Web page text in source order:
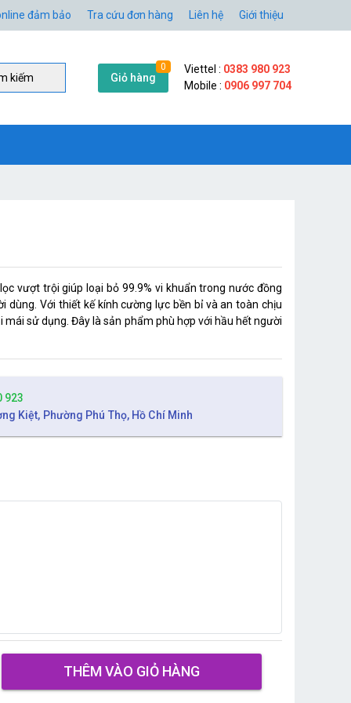
đảm bảo Tra cứu đơn hàng Liên hệ Giới thiệu
kiếm Giỏ hàng
0 Viettel : 0383 980 923
Mobile : 0906 997 704
vượt trội giúp loại bỏ 99.9% vi khuẩn trong nước đồng
Với thiết kế kính cường lực bền bỉ và an toàn chịu
sử dụng. Đây là sản phẩm phù hợp với hầu hết người
923
Kiệt, Phường Phú Thọ, Hồ Chí Minh
THÊM VÀO GIỎ HÀNG